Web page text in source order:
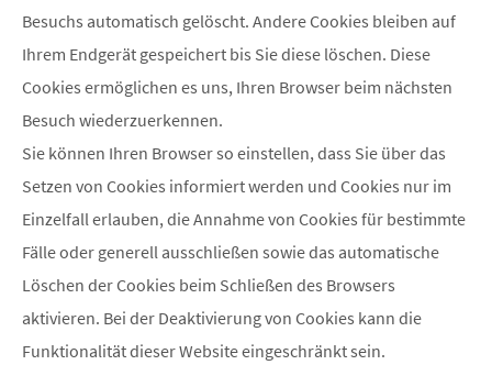
Besuchs automatisch gelöscht. Andere Cookies bleiben auf
Ihrem Endgerät gespeichert bis Sie diese löschen. Diese
Cookies ermöglichen es uns, Ihren Browser beim nächsten
Besuch wiederzuerkennen.
Sie können Ihren Browser so einstellen, dass Sie über das
Setzen von Cookies informiert werden und Cookies nur im
Einzelfall erlauben, die Annahme von Cookies für bestimmte
Fälle oder generell ausschließen sowie das automatische
Löschen der Cookies beim Schließen des Browsers
aktivieren. Bei der Deaktivierung von Cookies kann die
Funktionalität dieser Website eingeschränkt sein.